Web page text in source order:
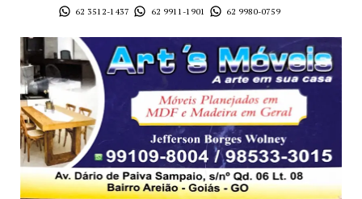
62 3512-1437 62 9911-1901 62 9980-0759